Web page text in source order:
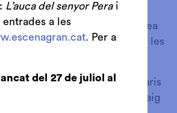
pintar una sèrie de pintures
li horroritza tant (...) que crea
reportatges periodístics de les
precisament un dels escenaris
portar per la casualitat, vaig
L’auca del senyor Perai
a les
. Per a
del 27 de juliol al